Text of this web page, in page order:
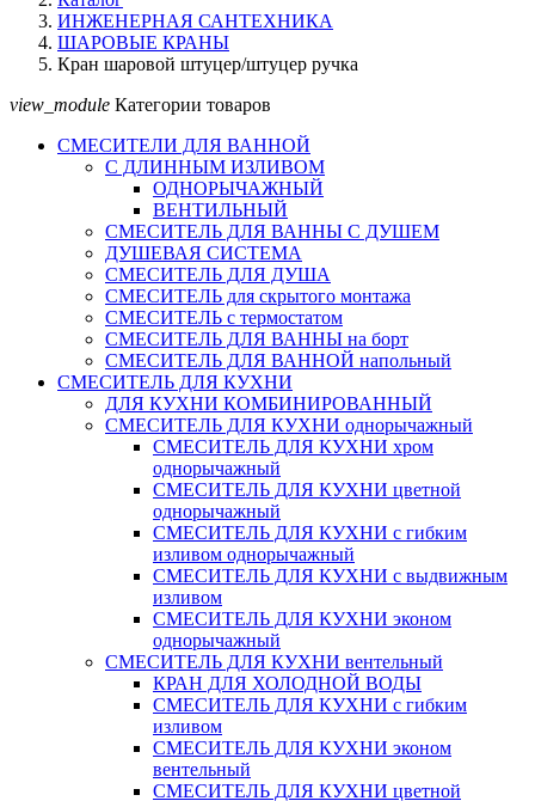
ИНЖЕНЕРНАЯ САНТЕХНИКА
ШАРОВЫЕ КРАНЫ
Кран шаровой штуцер/штуцер ручка
view_module Категории товаров
СМЕСИТЕЛИ ДЛЯ ВАННОЙ
С ДЛИННЫМ ИЗЛИВОМ
ОДНОРЫЧАЖНЫЙ
ВЕНТИЛЬНЫЙ
СМЕСИТЕЛЬ ДЛЯ ВАННЫ С ДУШЕМ
ДУШЕВАЯ СИСТЕМА
СМЕСИТЕЛЬ ДЛЯ ДУША
СМЕСИТЕЛЬ для скрытого монтажа
СМЕСИТЕЛЬ с термостатом
СМЕСИТЕЛЬ ДЛЯ ВАННЫ на борт
СМЕСИТЕЛЬ ДЛЯ ВАННОЙ напольный
СМЕСИТЕЛЬ ДЛЯ КУХНИ
ДЛЯ КУХНИ КОМБИНИРОВАННЫЙ
СМЕСИТЕЛЬ ДЛЯ КУХНИ однорычажный
СМЕСИТЕЛЬ ДЛЯ КУХНИ хром
однорычажный
СМЕСИТЕЛЬ ДЛЯ КУХНИ цветной
однорычажный
СМЕСИТЕЛЬ ДЛЯ КУХНИ с гибким
изливом однорычажный
СМЕСИТЕЛЬ ДЛЯ КУХНИ с выдвижным
изливом
СМЕСИТЕЛЬ ДЛЯ КУХНИ эконом
однорычажный
СМЕСИТЕЛЬ ДЛЯ КУХНИ вентельный
КРАН ДЛЯ ХОЛОДНОЙ ВОДЫ
СМЕСИТЕЛЬ ДЛЯ КУХНИ с гибким
изливом
СМЕСИТЕЛЬ ДЛЯ КУХНИ эконом
вентельный
СМЕСИТЕЛЬ ДЛЯ КУХНИ цветной